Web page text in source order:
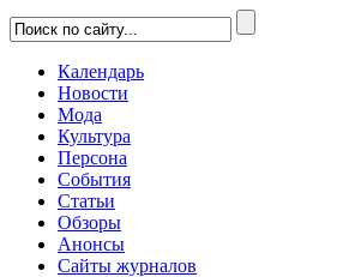
Календарь
Новости
Мода
Культура
Персона
События
Статьи
Обзоры
Анонсы
Сайты журналов